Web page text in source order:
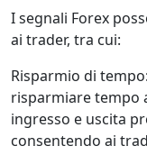
I segnali Forex
ai trader, tra cui:
Risparmio di
risparmiare tempo
ingresso e uscita
consentendo ai